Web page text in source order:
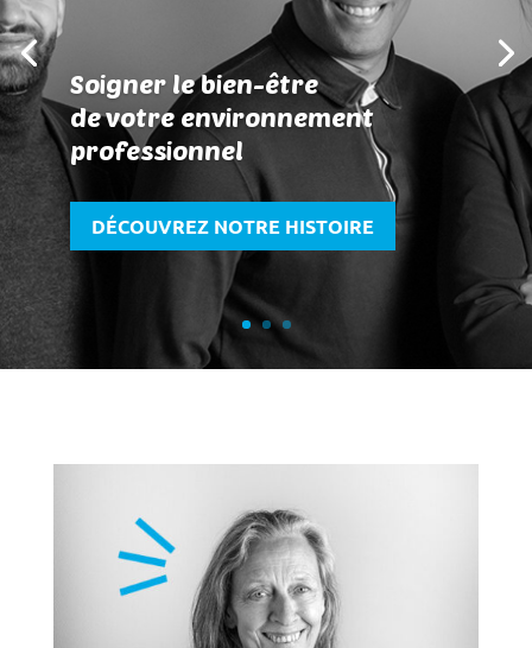
Soigner le bien-être
de votre environnement
professionnel
DÉCOUVREZ NOTRE HISTOIRE